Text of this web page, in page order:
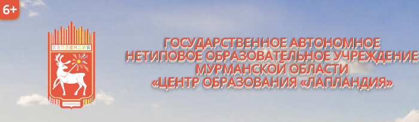
6+
ГОСУДАРСТВЕННОЕ АВТОНОМНОЕ
НЕТИПОВОЕ ОБРАЗОВАТЕЛЬНОЕ УЧРЕЖДЕНИЕ
МУРМАНСКОЙ ОБЛАСТИ
«ЦЕНТР ОБРАЗОВАНИЯ «ЛАПЛАНДИЯ»